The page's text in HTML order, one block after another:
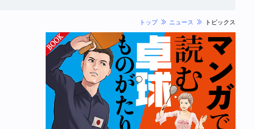
トップ ニュース トピックス